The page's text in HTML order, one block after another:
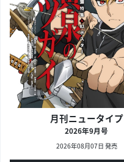
月刊ニュータイプ
2026年9月号
2026年08月07日 発売